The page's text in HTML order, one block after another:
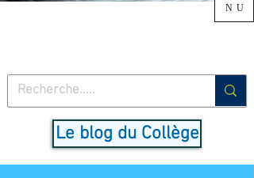
Le blog du Collège
NU